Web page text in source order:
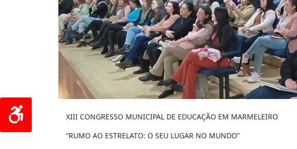
XIII CONGRESSO MUNICIPAL DE EDUCAÇÃO EM MARMELEIRO
“RUMO AO ESTRELATO: O SEU LUGAR NO MUNDO”